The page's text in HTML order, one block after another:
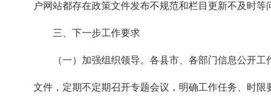
户网站都存在政策文件发布不规范和栏目更新不及时等
三、下一步工作要求
（一）加强组织领导。各县市、各部门信息公开
文件，定期不定期召开专题会议，明确工作任务、时